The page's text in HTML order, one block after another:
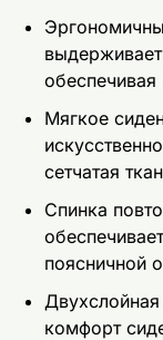
Мягкое
сетчатая
Спинка
поясничной
комфорт